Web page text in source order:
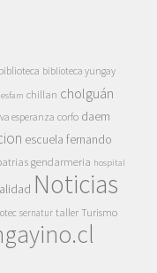
biblioteca biblioteca yungay
chillan cholguán
esperanza corfo daem
escuela fernando
gendarmeria hospital
Noticias
sernatur taller Turismo